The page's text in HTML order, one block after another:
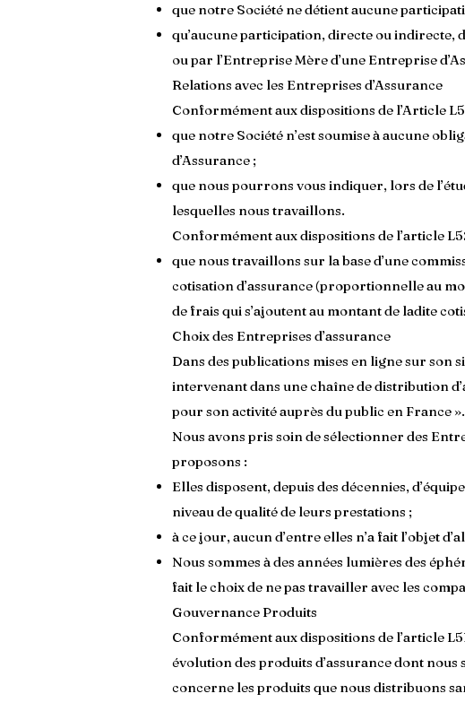
que notre Société ne détient aucune
qu’aucune participation, directe ou indirecte,
ou par l’Entreprise Mère d’une Entreprise
Relations avec les Entreprises d’Assurance
Conformément aux dispositions de l’Article
que notre Société n’est soumise à aucune
d’Assurance ;
que nous pourrons vous indiquer, lors de
lesquelles nous travaillons.
Conformément aux dispositions de l’article
que nous travaillons sur la base d’une
cotisation d’assurance (proportionnelle au
de frais qui s’ajoutent au montant de ladite
Choix des Entreprises d’assurance
Dans des publications mises en ligne sur
intervenant dans une chaîne de distribution
pour son activité auprès du public en France ».
Nous avons pris soin de sélectionner des
proposons :
Elles disposent, depuis des décennies,
niveau de qualité de leurs prestations ;
à ce jour, aucun d’entre elles n’a fait l’objet
Nous sommes à des années lumières des
fait le choix de ne pas travailler avec les
Gouvernance Produits
Conformément aux dispositions de l’article
évolution des produits d’assurance dont
concerne les produits que nous distribuons